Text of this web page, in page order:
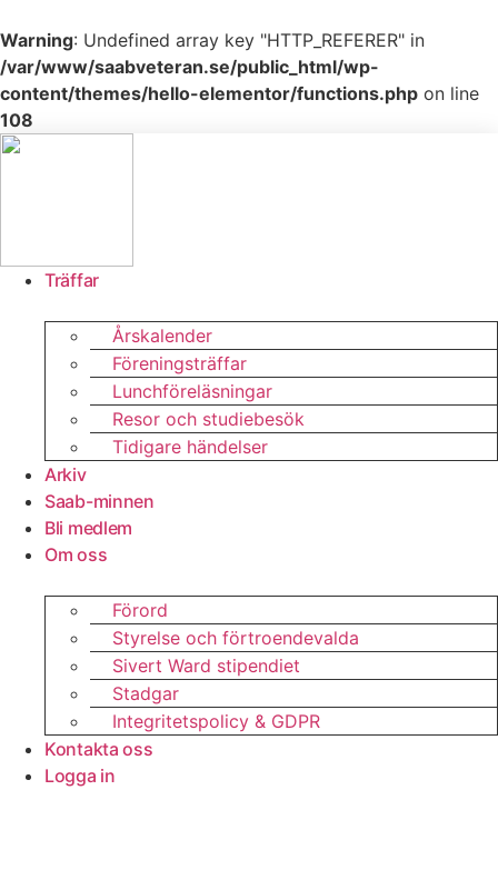
Warning: Undefined array key "HTTP_REFERER" in
/var/www/saabveteran.se/public_html/wp-
content/themes/hello-elementor/functions.php on line
108
Hoppa
Träffar
Årskalender
Föreningsträffar
Lunchföreläsningar
Resor och studiebesök
Tidigare händelser
Arkiv
Saab-minnen
Bli medlem
Om oss
Förord
Styrelse och förtroendevalda
Sivert Ward stipendiet
Stadgar
Integritetspolicy & GDPR
Kontakta oss
Logga in